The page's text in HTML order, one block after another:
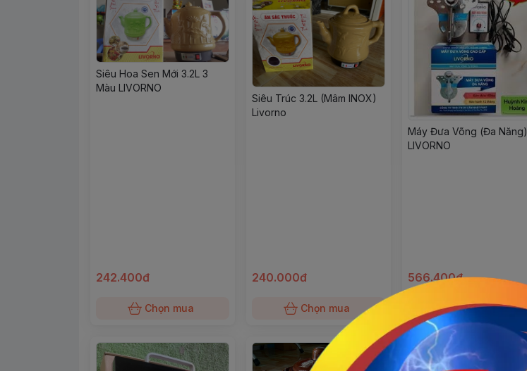
Siêu Hoa Sen Mới 3.2L 3
Màu LIVORNO
242.400đ
Chọn mua
Siêu Trúc 3.2L (Mâm INOX)
Livorno
240.000đ
Chọn mua
Máy Đưa Võng (Đa Năng)
LIVORNO
566.400đ
Chọn mua